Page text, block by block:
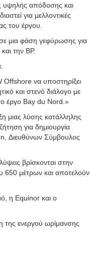
υψηλής απόδοσης και
για μελλοντικές
του έργου.
μια φάση γεφύρωσης για
την BP.
Offshore να υποστηρίξει
και στενό διάλογο με
έργο Bay du Nord.»
μιας λύσης κατάλληλης
για δημιουργία
Διευθύνων Σύμβουλος
βρίσκονται στην
650 μέτρων και αποτελούν
η Equinor και ο
της ενεργού ωρίμανσης